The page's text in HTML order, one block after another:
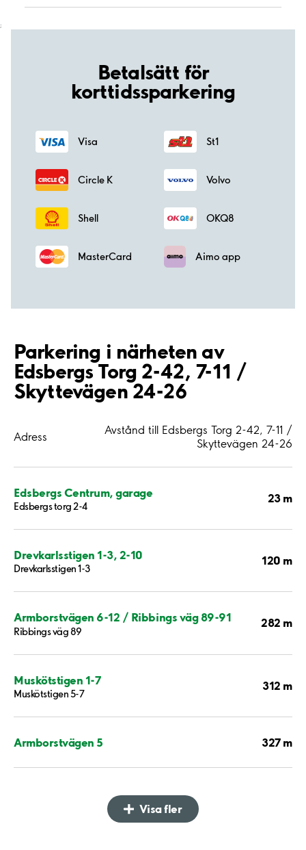
;
Betalsätt för
korttidssparkering
Visa St1
Circle K Volvo
Shell OKQ8
MasterCard Aimo app
Parkering i närheten av
Edsbergs Torg 2-42, 7-11 /
Skyttevägen 24-26
Adress
Avstånd till Edsbergs Torg 2-42, 7-11 /
Skyttevägen 24-26
Edsbergs Centrum, garage
Edsbergs torg 2-4
23 m
Drevkarlsstigen 1-3, 2-10
Drevkarlsstigen 1-3
120 m
Armborstvägen 6-12 / Ribbings väg 89-91
Ribbings väg 89
282 m
Muskötstigen 1-7
Muskötstigen 5-7
312 m
Armborstvägen 5 327 m
Visa fler